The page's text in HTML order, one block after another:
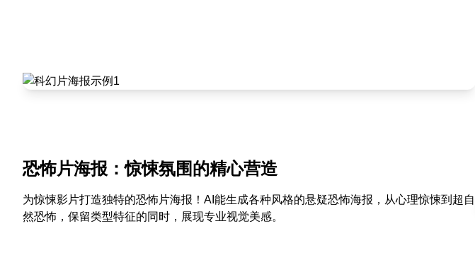
恐怖片海报：惊悚氛围的精心营造
为惊悚影片打造独特的恐怖片海报！AI能生成各种风格的悬疑恐怖海报，从心理惊悚到超自
然恐怖，保留类型特征的同时，展现专业视觉美感。